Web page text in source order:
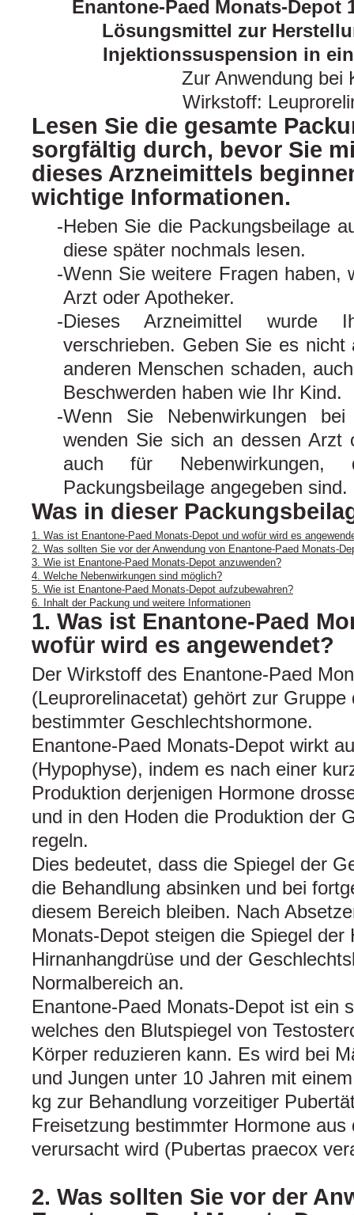
Enantone-Paed Monats-Depot
Lösungsmittel zur
Injektionssuspension in
Zur Anwendung bei
Wirkstoff:
Lesen Sie die gesamte
sorgfältig durch, bevor Sie
dieses Arzneimittels
wichtige Informationen.
Heben Sie die Packungsbeilage
diese später nochmals lesen.
Wenn Sie weitere Fragen haben,
Arzt oder Apotheker.
Dieses Arzneimittel wurde
verschrieben. Geben Sie es
anderen Menschen schaden,
Beschwerden haben wie Ihr Kind.
Wenn Sie Nebenwirkungen
wenden Sie sich an dessen Arzt
auch für
Packungsbeilage angegeben
Was in dieser
1. Was ist Enantone-Paed Monats-Depot und wofür wird es
2. Was sollten Sie vor der Anwendung von Enantone-Paed Monats-
3. Wie ist Enantone-Paed Monats-Depot anzuwenden?
4. Welche Nebenwirkungen sind möglich?
5. Wie ist Enantone-Paed Monats-Depot aufzubewahren?
6. Inhalt der Packung und weitere Informationen
1. Was ist Enantone-Paed
wofür wird es angewendet?
Der Wirkstoff des Enantone-Paed
(Leuprorelinacetat) gehört zur
bestimmter Geschlechtshormone.
Enantone-Paed Monats-Depot wirkt
(Hypophyse), indem es nach einer
Produktion derjenigen Hormone
und in den Hoden die Produktion der
regeln.
Dies bedeutet, dass die Spiegel der
die Behandlung absinken und bei
diesem Bereich bleiben. Nach
Monats-Depot steigen die Spiegel der
Hirnanhangdrüse und der
Normalbereich an.
Enantone-Paed Monats-Depot ist ein
welches den Blutspiegel von
Körper reduzieren kann. Es wird bei
und Jungen unter 10 Jahren mit
kg zur Behandlung vorzeitiger
Freisetzung bestimmter Hormone aus
verursacht wird (Pubertas praecox
2. Was sollten Sie vor der